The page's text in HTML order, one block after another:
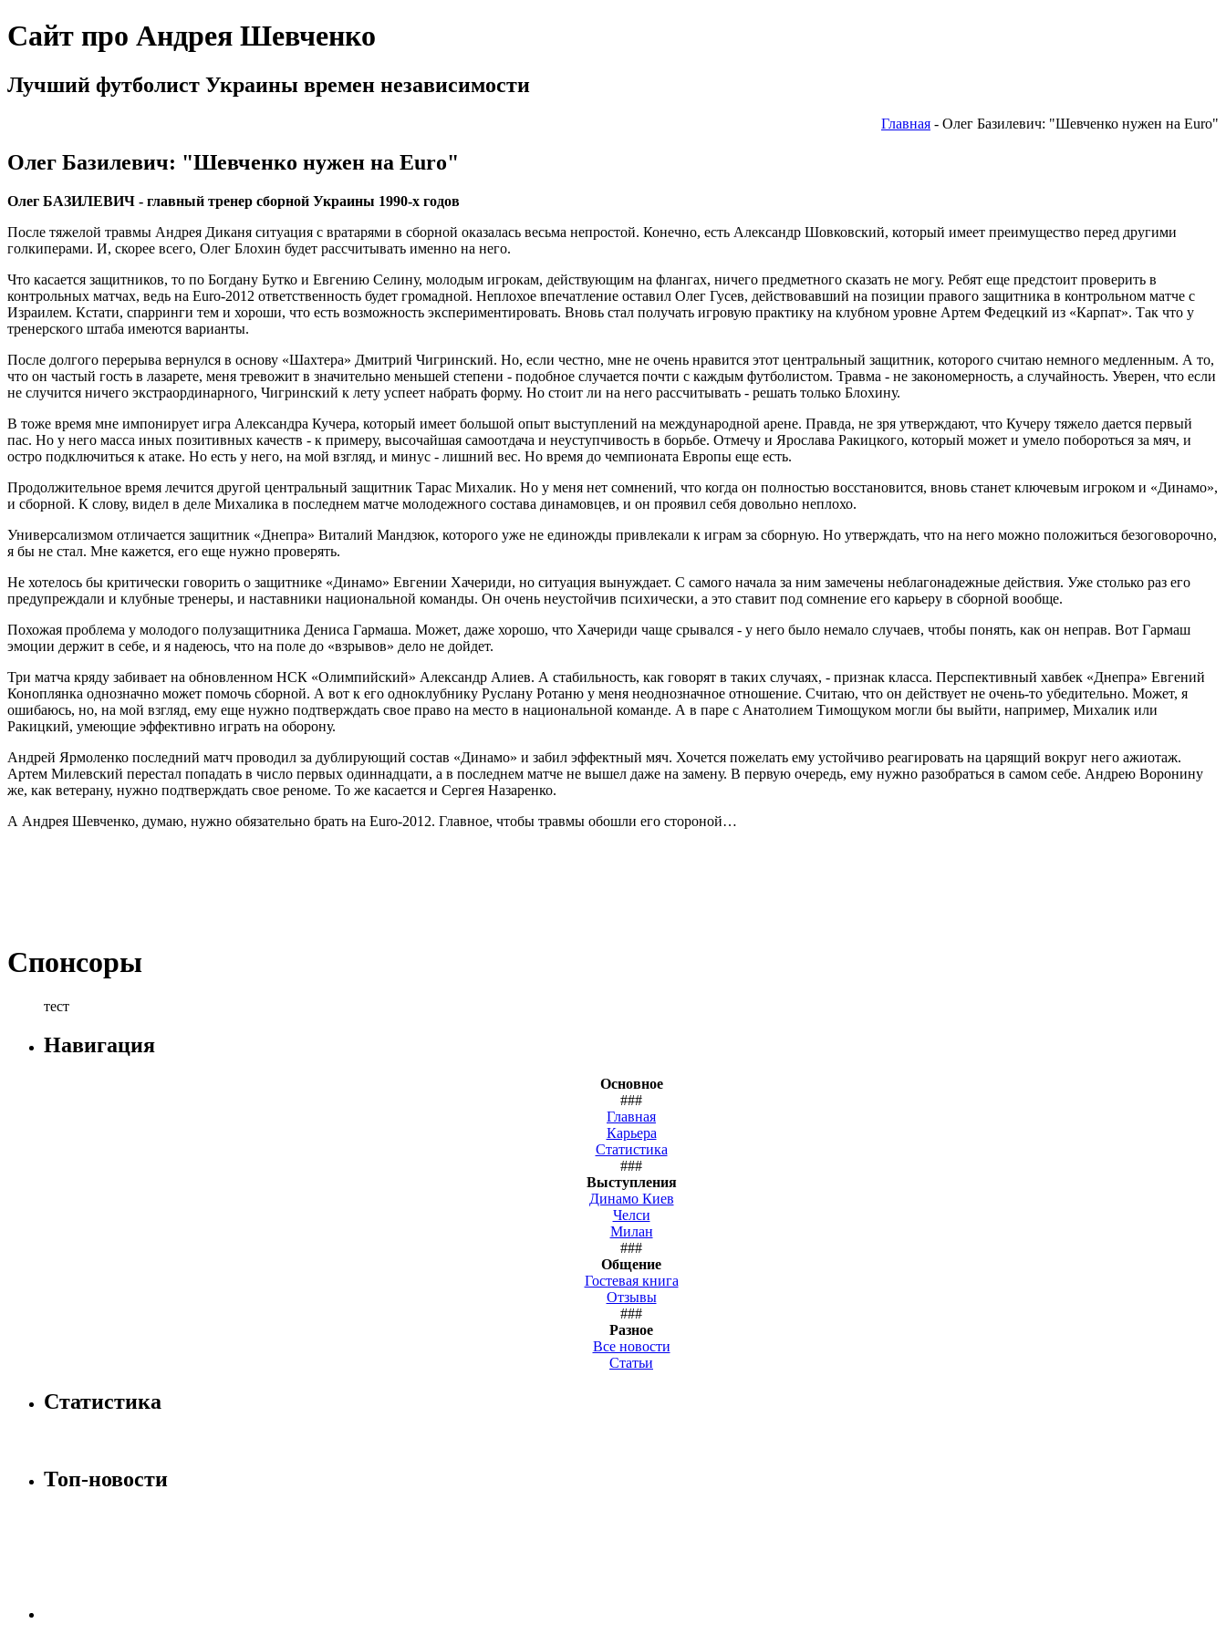
Сайт про Андрея Шевченко
Лучший футболист Украины времен независимости
Главная - Олег Базилевич: "Шевченко нужен на Euro"
Олег Базилевич: "Шевченко нужен на Euro"
Олег БАЗИЛЕВИЧ - главный тренер сборной Украины 1990-х годов
После тяжелой травмы Андрея Диканя ситуация с вратарями в сборной оказалась весьма непростой. Конечно, есть Александр Шовковский, который имеет преимущество перед другими
голкиперами. И, скорее всего, Олег Блохин будет рассчитывать именно на него.
Что касается защитников, то по Богдану Бутко и Евгению Селину, молодым игрокам, действующим на флангах, ничего предметного сказать не могу. Ребят еще предстоит проверить в
контрольных матчах, ведь на Euro-2012 ответственность будет громадной. Неплохое впечатление оставил Олег Гусев, действовавший на позиции правого защитника в контрольном матче с
Израилем. Кстати, спарринги тем и хороши, что есть возможность экспериментировать. Вновь стал получать игровую практику на клубном уровне Артем Федецкий из «Карпат». Так что у
тренерского штаба имеются варианты.
После долгого перерыва вернулся в основу «Шахтера» Дмитрий Чигринский. Но, если честно, мне не очень нравится этот центральный защитник, которого считаю немного медленным. А то,
что он частый гость в лазарете, меня тревожит в значительно меньшей степени - подобное случается почти с каждым футболистом. Травма - не закономерность, а случайность. Уверен, что если
не случится ничего экстраординарного, Чигринский к лету успеет набрать форму. Но стоит ли на него рассчитывать - решать только Блохину.
В тоже время мне импонирует игра Александра Кучера, который имеет большой опыт выступлений на международной арене. Правда, не зря утверждают, что Кучеру тяжело дается первый
пас. Но у него масса иных позитивных качеств - к примеру, высочайшая самоотдача и неуступчивость в борьбе. Отмечу и Ярослава Ракицкого, который может и умело побороться за мяч, и
остро подключиться к атаке. Но есть у него, на мой взгляд, и минус - лишний вес. Но время до чемпионата Европы еще есть.
Продолжительное время лечится другой центральный защитник Тарас Михалик. Но у меня нет сомнений, что когда он полностью восстановится, вновь станет ключевым игроком и «Динамо»,
и сборной. К слову, видел в деле Михалика в последнем матче молодежного состава динамовцев, и он проявил себя довольно неплохо.
Универсализмом отличается защитник «Днепра» Виталий Мандзюк, которого уже не единожды привлекали к играм за сборную. Но утверждать, что на него можно положиться безоговорочно,
я бы не стал. Мне кажется, его еще нужно проверять.
Не хотелось бы критически говорить о защитнике «Динамо» Евгении Хачериди, но ситуация вынуждает. С самого начала за ним замечены неблагонадежные действия. Уже столько раз его
предупреждали и клубные тренеры, и наставники национальной команды. Он очень неустойчив психически, а это ставит под сомнение его карьеру в сборной вообще.
Похожая проблема у молодого полузащитника Дениса Гармаша. Может, даже хорошо, что Хачериди чаще срывался - у него было немало случаев, чтобы понять, как он неправ. Вот Гармаш
эмоции держит в себе, и я надеюсь, что на поле до «взрывов» дело не дойдет.
Три матча кряду забивает на обновленном НСК «Олимпийский» Александр Алиев. А стабильность, как говорят в таких случаях, - признак класса. Перспективный хавбек «Днепра» Евгений
Коноплянка однозначно может помочь сборной. А вот к его одноклубнику Руслану Ротаню у меня неоднозначное отношение. Считаю, что он действует не очень-то убедительно. Может, я
ошибаюсь, но, на мой взгляд, ему еще нужно подтверждать свое право на место в национальной команде. А в паре с Анатолием Тимощуком могли бы выйти, например, Михалик или
Ракицкий, умеющие эффективно играть на оборону.
Андрей Ярмоленко последний матч проводил за дублирующий состав «Динамо» и забил эффектный мяч. Хочется пожелать ему устойчиво реагировать на царящий вокруг него ажиотаж.
Артем Милевский перестал попадать в число первых одиннадцати, а в последнем матче не вышел даже на замену. В первую очередь, ему нужно разобраться в самом себе. Андрею Воронину
же, как ветерану, нужно подтверждать свое реноме. То же касается и Сергея Назаренко.
А Андрея Шевченко, думаю, нужно обязательно брать на Euro-2012. Главное, чтобы травмы обошли его стороной…
Спонсоры
тест
Навигация
Основное
###
Главная
Карьера
Статистика
###
Выступления
Динамо Киев
Челси
Милан
###
Общение
Гостевая книга
Отзывы
###
Разное
Все новости
Статьи
Статистика
Топ-новости